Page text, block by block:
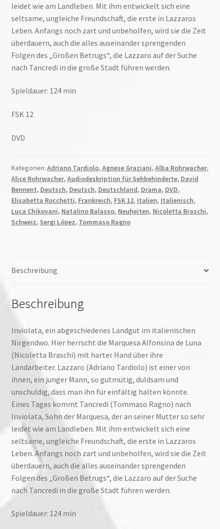
leidet wie am Landleben. Mit ihm entwickelt sich eine
seltsame, ungleiche Freundschaft, die erste in Lazzaros
Leben. Anfangs noch zart und unbeholfen, wird sie die Zeit
überdauern, auch die alles auseinander sprengenden
Folgen des „Großen Betrugs“, die Lazzaro auf der Suche
nach Tancredi in die große Stadt führen werden.
Spieldauer: 124 min
FSK 12
DVD
Kategorien: Adriano Tardiolo, Agnese Graziani, Alba Rohrwacher,
Alice Rohrwacher, Audiodeskription für Sehbehinderte, David
Bennent, Deutsch, Deutsch, Deutschland, Drama, DVD,
Elisabetta Rocchetti, Frankreich, FSK 12, Italien, Italienisch,
Luca Chikovani, Natalino Balasso, Neuheiten, Nicoletta Braschi,
Schweiz, Sergi López, Tommaso Ragno
Beschreibung
Beschreibung
Inviolata, ein abgeschiedenes Landgut im italienischen
Nirgendwo. Hier herrscht die Marquesa Alfonsina de Luna
(Nicoletta Braschi) mit harter Hand über ihre
Landarbeiter. Lazzaro (Adriano Tardiolo) ist einer von
ihnen, ein junger Mann, so gutmütig, duldsam und
unschuldig, dass man ihn für einfältig halten könnte.
Eines Tages kommt Tancredi (Tommaso Ragno) nach
Inviolata, Sohn der Marquesa, der an seiner Mutter so sehr
leidet wie am Landleben. Mit ihm entwickelt sich eine
seltsame, ungleiche Freundschaft, die erste in Lazzaros
Leben. Anfangs noch zart und unbeholfen, wird sie die Zeit
überdauern, auch die alles auseinander sprengenden
Folgen des „Großen Betrugs“, die Lazzaro auf der Suche
nach Tancredi in die große Stadt führen werden.
Spieldauer: 124 min